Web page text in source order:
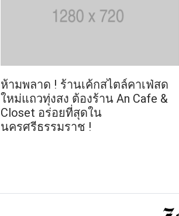
ห้ามพลาด ! ร้านเค้กสไตล์คาเฟ่สด
ใหม่แถวทุ่งสง ต้องร้าน An Cafe &
Closet อร่อยที่สุดใน
นครศรีธรรมราช !